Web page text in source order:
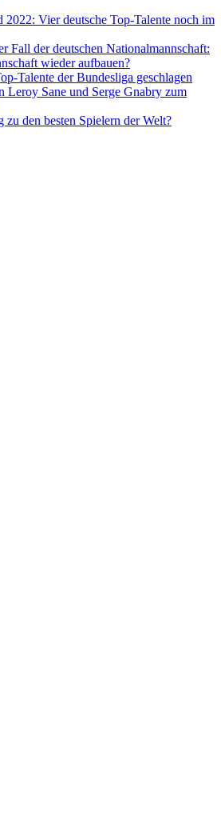
Vier deutsche Top-Talente noch im
Fall der deutschen Nationalmannschaft:
wieder aufbauen?
Talente der Bundesliga geschlagen
Leroy Sane und Serge Gnabry zum
zu den besten Spielern der Welt?